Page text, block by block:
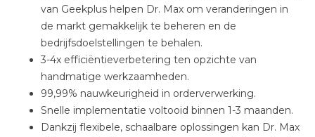
van Geekplus helpen Dr. Max om veranderingen in
de markt gemakkelijk te beheren en de
bedrijfsdoelstellingen te behalen.
3-4x efficiëntieverbetering ten opzichte van
handmatige werkzaamheden.
99,99% nauwkeurigheid in orderverwerking.
Snelle implementatie voltooid binnen 1-3 maanden.
Dankzij flexibele, schaalbare oplossingen kan Dr. Max